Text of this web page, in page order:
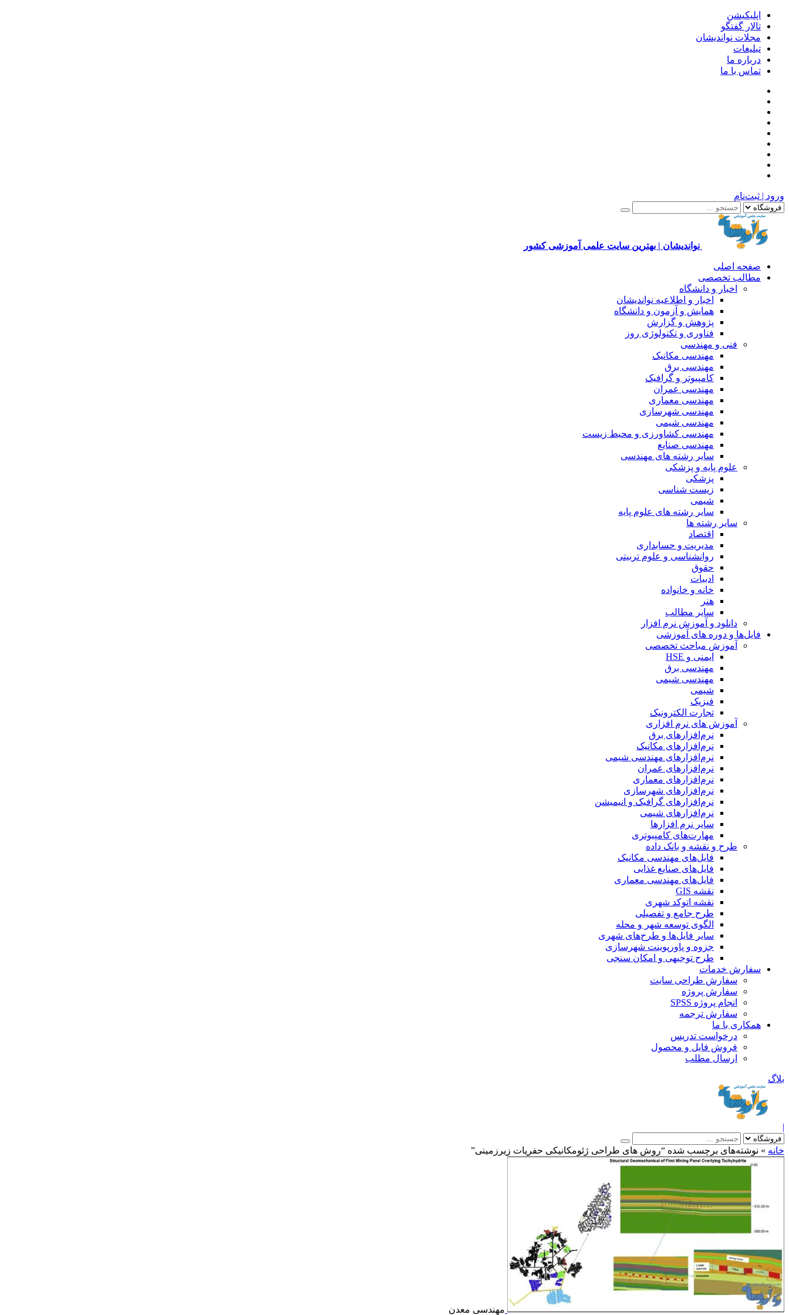
اپلیکیشن
تالار گفتگو
مجلات نواندیشان
تبلیغات
درباره ما
تماس با ما
ورود | ثبت‌نام
نواندیشان | بهترین سایت علمی آموزشی کشور
صفحه اصلی
مطالب تخصصی
اخبار و دانشگاه
اخبار و اطلاعیه نواندیشان
همایش و آزمون و دانشگاه
پژوهش و گزارش
فناوری و تکنولوژی روز
فنی و مهندسی
مهندسی مکانیک
مهندسی برق
کامپیوتر و گرافیک
مهندسی عمران
مهندسی معماری
مهندسی شهرسازی
مهندسی شیمی
مهندسی کشاورزی و محیط زیست
مهندسی صنایع
سایر رشته های مهندسی
علوم پایه و پزشکی
پزشکی
زیست شناسی
شیمی
سایر رشته های علوم پایه
سایر رشته ها
اقتصاد
مدیریت و حسابداری
روانشناسی و علوم تربیتی
حقوق
ادبیات
خانه و خانواده
هنر
سایر مطالب
دانلود و آموزش نرم افزار
فایل‌ها و دوره های آموزشی
آموزش مباحث تخصصی
ایمنی و HSE
مهندسی برق
مهندسی شیمی
شیمی
فیزیک
تجارت الکترونیک
آموزش های نرم افزاری
نرم‌افزارهای برق
نرم‌افزارهای مکانیک
نرم‌افزارهای مهندسی شیمی
نرم‌افزارهای عمران
نرم‌افزارهای معماری
نرم‌افزارهای شهرسازی
نرم‌افزارهای گرافیک و انیمیشن
نرم‌افزارهای شیمی
سایر نرم افزارها
مهارت‌های کامپیوتری
طرح و نقشه و بانک داده
فایل‌های مهندسی مکانیک
فایل‌های صنایع غذایی
فایل‌های مهندسی معماری
نقشه GIS
نقشه اتوکد شهری
طرح جامع و تفصیلی
الگوی توسعه شهر و محله
سایر فایل‌ها و طرح‌های شهری
جزوه و پاورپوینت شهرسازی
طرح توجیهی و امکان سنجی
سفارش خدمات
سفارش طراحی سایت
سفارش پروژه
انجام پروژه SPSS
سفارش ترجمه
همکاری با ما
درخواست تدریس
فروش فایل و محصول
ارسال مطلب
بلاگ
|
خانه » نوشته‌های برچسب شده “روش های طراحی ژئومکانیکی حفریات زیرزمینی”
مهندسی معدن